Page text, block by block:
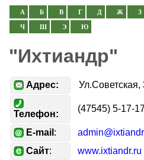
А Б В Г Д Ж З
Ч Ш Э Ю
"Ихтиандр"
Адрес: Ул.Советская,
Телефон:
(47545) 5-17-
E-mail :
Сайт: www.ixtiandr.ru